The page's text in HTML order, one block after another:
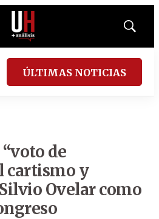
Mostrar
ÚLTIMAS NOTICIAS
de
cartismo y
Ovelar como